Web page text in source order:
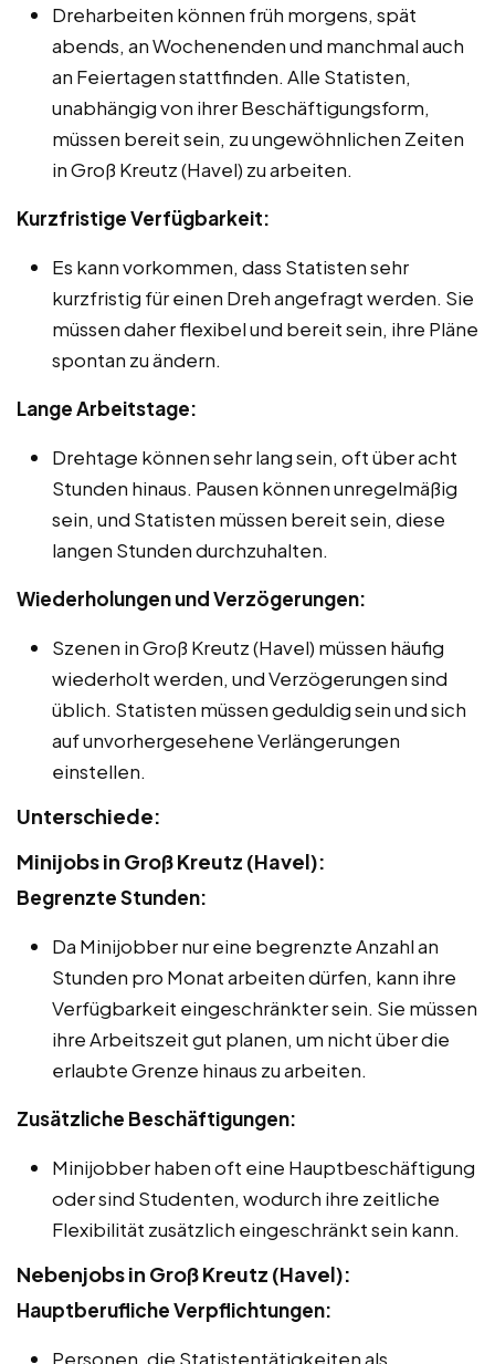
Dreharbeiten können früh morgens, spät
abends, an Wochenenden und manchmal auch
an Feiertagen stattfinden. Alle Statisten,
unabhängig von ihrer Beschäftigungsform,
müssen bereit sein, zu ungewöhnlichen Zeiten
in Groß Kreutz (Havel) zu arbeiten.
Kurzfristige Verfügbarkeit:
Es kann vorkommen, dass Statisten sehr
kurzfristig für einen Dreh angefragt werden. Sie
müssen daher flexibel und bereit sein, ihre Pläne
spontan zu ändern.
Lange Arbeitstage:
Drehtage können sehr lang sein, oft über acht
Stunden hinaus. Pausen können unregelmäßig
sein, und Statisten müssen bereit sein, diese
langen Stunden durchzuhalten.
Wiederholungen und Verzögerungen:
Szenen in Groß Kreutz (Havel) müssen häufig
wiederholt werden, und Verzögerungen sind
üblich. Statisten müssen geduldig sein und sich
auf unvorhergesehene Verlängerungen
einstellen.
Unterschiede:
Minijobs in Groß Kreutz (Havel):
Begrenzte Stunden:
Da Minijobber nur eine begrenzte Anzahl an
Stunden pro Monat arbeiten dürfen, kann ihre
Verfügbarkeit eingeschränkter sein. Sie müssen
ihre Arbeitszeit gut planen, um nicht über die
erlaubte Grenze hinaus zu arbeiten.
Zusätzliche Beschäftigungen:
Minijobber haben oft eine Hauptbeschäftigung
oder sind Studenten, wodurch ihre zeitliche
Flexibilität zusätzlich eingeschränkt sein kann.
Nebenjobs in Groß Kreutz (Havel):
Hauptberufliche Verpflichtungen:
Personen, die Statistentätigkeiten als